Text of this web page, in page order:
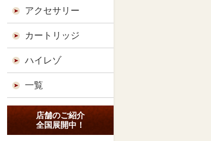
アクセサリー
カートリッジ
ハイレゾ
一覧
店舗のご紹介
全国展開中！